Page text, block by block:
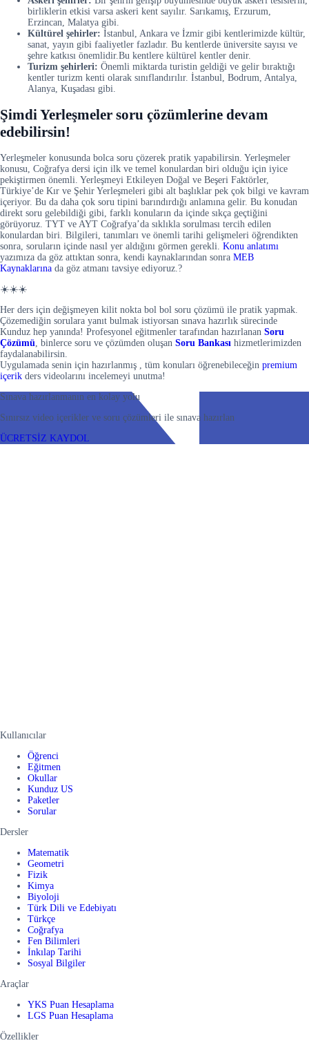
birliklerin etkisi varsa askeri kent sayılır. Sarıkamış, Erzurum,
Erzincan, Malatya gibi.
Kültürel şehirler: İstanbul, Ankara ve İzmir gibi kentlerimizde kültür,
sanat, yayın gibi faaliyetler fazladır. Bu kentlerde üniversite sayısı ve
şehre katkısı önemlidir.Bu kentlere kültürel kentler denir.
Turizm şehirleri: Önemli miktarda turistin geldiği ve gelir bıraktığı
kentler turizm kenti olarak sınıflandırılır. İstanbul, Bodrum, Antalya,
Alanya, Kuşadası gibi.
Şimdi Yerleşmeler soru çözümlerine devam
edebilirsin!
Yerleşmeler konusunda bolca soru çözerek pratik yapabilirsin. Yerleşmeler
konusu, Coğrafya dersi için ilk ve temel konulardan biri olduğu için iyice
pekiştirmen önemli. Yerleşmeyi Etkileyen Doğal ve Beşeri Faktörler,
Türkiye’de Kır ve Şehir Yerleşmeleri gibi alt başlıklar pek çok bilgi ve kavram
içeriyor. Bu da daha çok soru tipini barındırdığı anlamına gelir. Bu konudan
direkt soru gelebildiği gibi, farklı konuların da içinde sıkça geçtiğini
görüyoruz. TYT ve AYT Coğrafya’da sıklıkla sorulması tercih edilen
konulardan biri. Bilgileri, tanımları ve önemli tarihi gelişmeleri öğrendikten
sonra, soruların içinde nasıl yer aldığını görmen gerekli. Konu anlatımı
yazımıza da göz attıktan sonra, kendi kaynaklarından sonra MEB
Kaynaklarına da göz atmanı tavsiye ediyoruz.?
☀️☀️☀️
Her ders için değişmeyen kilit nokta bol bol soru çözümü ile pratik yapmak.
Çözemediğin sorulara yanıt bulmak istiyorsan sınava hazırlık sürecinde
Kunduz hep yanında! Profesyonel eğitmenler tarafından hazırlanan Soru
Çözümü, binlerce soru ve çözümden oluşan Soru Bankası hizmetlerimizden
faydalanabilirsin.
Uygulamada senin için hazırlanmış , tüm konuları öğrenebileceğin premium
içerik ders videolarını incelemeyi unutma!
Sınava hazırlanmanın en kolay yolu
Sınırsız video içerikler ve soru çözümleri ile sınava hazırlan
ÜCRETSİZ KAYDOL
Kullanıcılar
Öğrenci
Eğitmen
Okullar
Kunduz US
Paketler
Sorular
Dersler
Matematik
Geometri
Fizik
Kimya
Biyoloji
Türk Dili ve Edebiyatı
Türkçe
Coğrafya
Fen Bilimleri
İnkılap Tarihi
Sosyal Bilgiler
Araçlar
YKS Puan Hesaplama
LGS Puan Hesaplama
Özellikler